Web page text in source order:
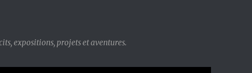
expositions, projets et aventures.